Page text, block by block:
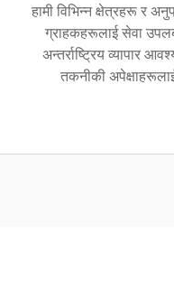
हामी विभिन्न क्षेत्रहरू र
ग्राहकहरूलाई सेवा
अन्तर्राष्ट्रिय व्यापार
तकनीकी